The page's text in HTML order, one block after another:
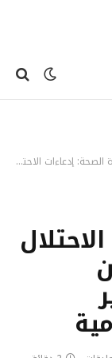
الاحتلال بشأن مستشفى تبنين الحكومي تهديد خطير لمؤسسة مدنية حكومية